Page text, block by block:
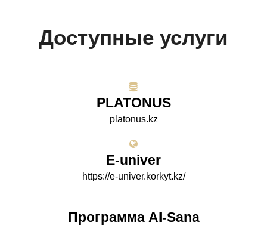
Доступные услуги
PLATONUS
platonus.kz
E-univer
https://e-univer.korkyt.kz/
Программа AI-Sana